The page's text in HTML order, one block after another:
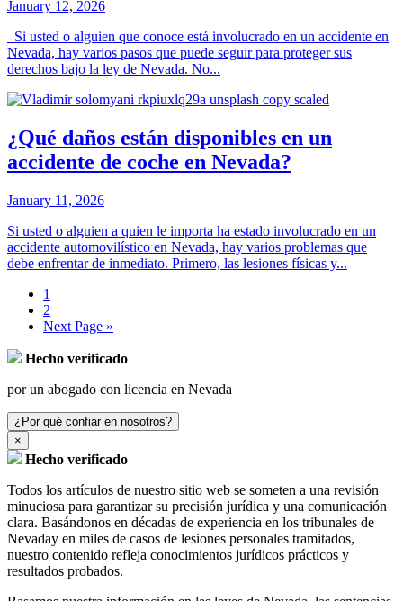
January 12, 2026
Si usted o alguien que conoce está involucrado en un accidente en
Nevada, hay varios pasos que puede seguir para proteger sus
derechos bajo la ley de Nevada. No...
¿Qué daños están disponibles en un
accidente de coche en Nevada?
January 11, 2026
Si usted o alguien a quien le importa ha estado involucrado en un
accidente automovilístico en Nevada, hay varios problemas que
debe enfrentar de inmediato. Primero, las lesiones físicas y...
1
2
Next Page »
Hecho verificado
por un abogado con licencia en Nevada
¿Por qué confiar en nosotros?
×
Hecho verificado
Todos los artículos de nuestro sitio web se someten a una revisión
minuciosa para garantizar su precisión jurídica y una comunicación
clara. Basándonos en décadas de experiencia en los tribunales de
Nevaday en miles de casos de lesiones personales tramitados,
nuestro contenido refleja conocimientos jurídicos prácticos y
resultados probados.